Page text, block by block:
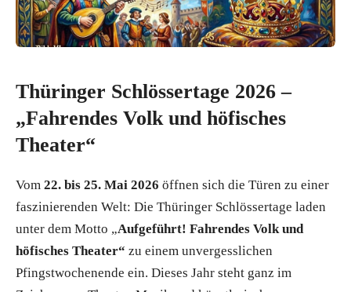
Thüringer Schlössertage 2026 –
„Fahrendes Volk und höfisches
Theater“
Vom 22. bis 25. Mai 2026 öffnen sich die Türen zu einer
faszinierenden Welt: Die Thüringer Schlössertage laden
unter dem Motto „Aufgeführt! Fahrendes Volk und
höfisches Theater“ zu einem unvergesslichen
Pfingstwochenende ein. Dieses Jahr steht ganz im